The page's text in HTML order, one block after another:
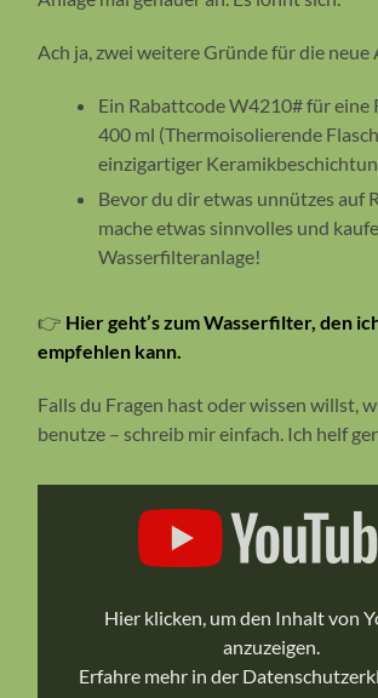
Ach ja, zwei weitere Gründe für die neue
Ein Rabattcode W4210# für eine
400 ml (Thermoisolierende
einzigartiger
Bevor du dir etwas unnützes auf
mache etwas sinnvolles und
Wasserfilteranlage!
👉 Hier geht’s zum Wasserfilter, den
empfehlen kann.
Falls du Fragen hast oder wissen willst,
benutze – schreib mir einfach. Ich helf
„WOW
H.Preiss
International“
YouTube
anzeigen
Hier klicken, um den Inhalt von
anzuzeigen.
Erfahre mehr in der